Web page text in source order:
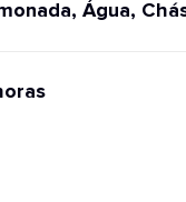
Água,